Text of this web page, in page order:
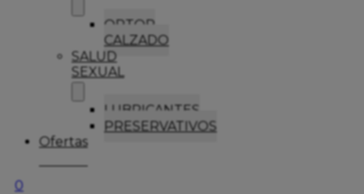
ORTOP
CALZADO
SALUD
SEXUAL
LUBRICANTES
PRESERVATIVOS
Ofertas
0